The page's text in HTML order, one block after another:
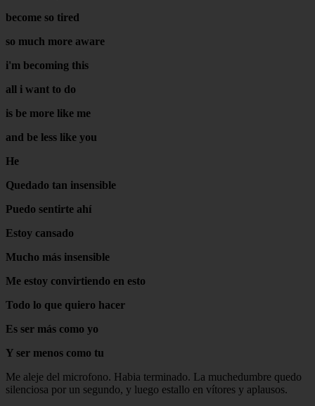
become so tired
so much more aware
i'm becoming this
all i want to do
is be more like me
and be less like you
He
Quedado tan insensible
Puedo sentirte ahí
Estoy cansado
Mucho más insensible
Me estoy convirtiendo en esto
Todo lo que quiero hacer
Es ser más como yo
Y ser menos como tu
Me aleje del microfono. Habia terminado. La muchedumbre quedo
silenciosa por un segundo, y luego estallo en vítores y aplausos.